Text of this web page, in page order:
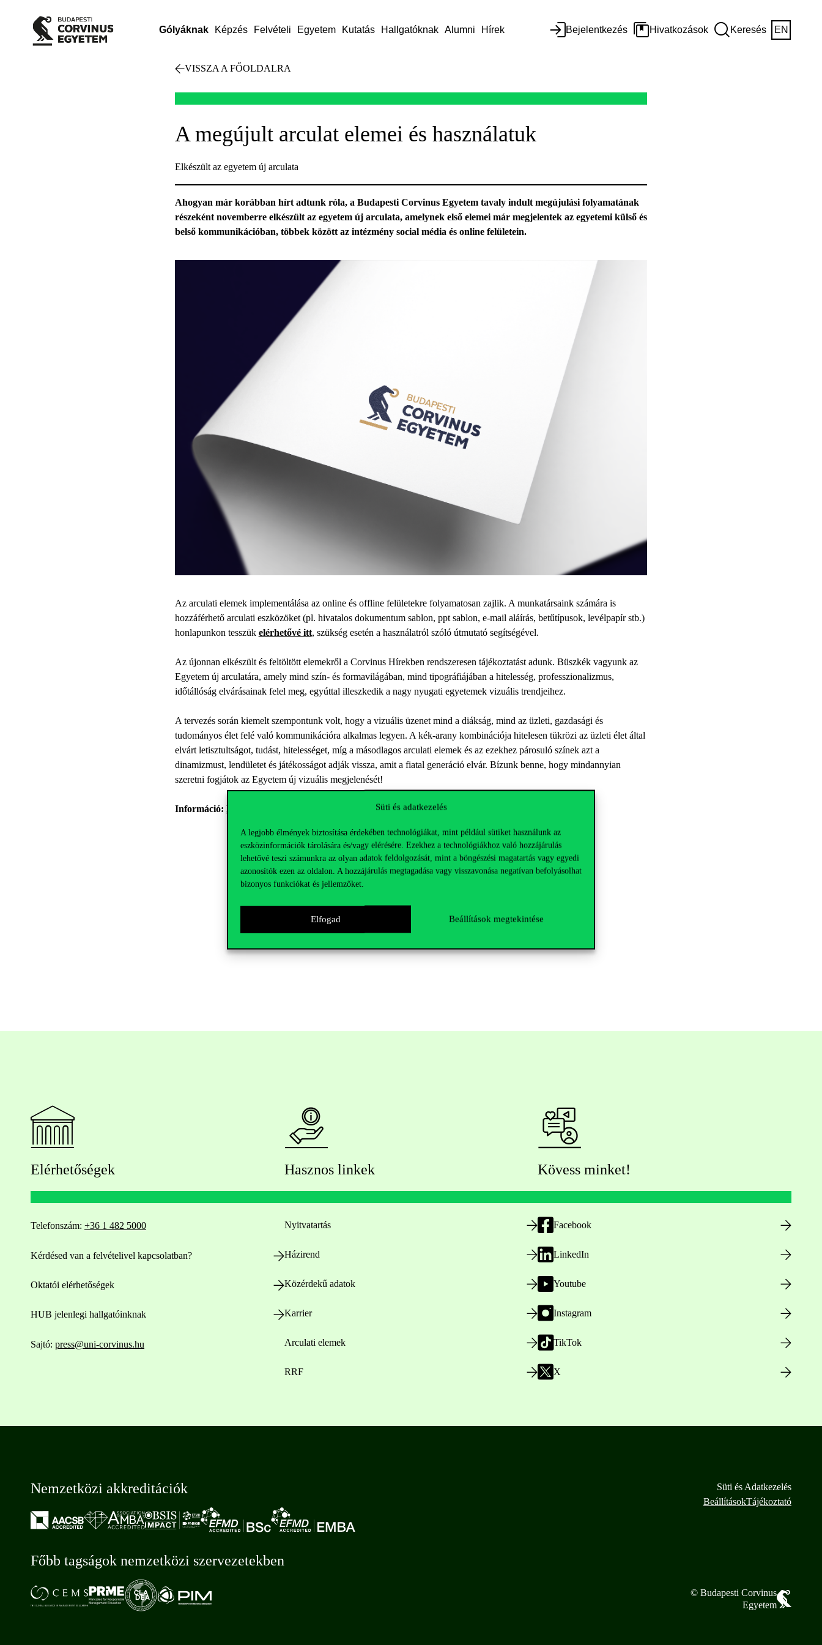
Süti és adatkezelés
A legjobb élmények biztosítása érdekében technológiákat, mint például sütiket használunk az
eszközinformációk tárolására és/vagy elérésére. Ezekhez a technológiákhoz való hozzájárulás
lehetővé teszi számunkra az olyan adatok feldolgozását, mint a böngészési magatartás vagy egyedi
azonosítók ezen az oldalon. A hozzájárulás megtagadása vagy visszavonása negatívan befolyásolhat
bizonyos funkciókat és jellemzőket.
Elfogad Beállítások megtekintése
Gólyáknak Képzés Felvételi Egyetem Kutatás Hallgatóknak Alumni Hírek Bejelentkezés Hivatkozások Keresés EN
VISSZA A FŐOLDALRA
A megújult arculat elemei és használatuk
Elkészült az egyetem új arculata
Ahogyan már korábban hírt adtunk róla, a Budapesti Corvinus Egyetem tavaly indult megújulási folyamatának
részeként novemberre elkészült az egyetem új arculata, amelynek első elemei már megjelentek az egyetemi külső és
belső kommunikációban, többek között az intézmény social média és online felületein.
Az arculati elemek implementálása az online és offline felületekre folyamatosan zajlik. A munkatársaink számára is
hozzáférhető arculati eszközöket (pl. hivatalos dokumentum sablon, ppt sablon, e-mail aláírás, betűtípusok, levélpapír stb.)
honlapunkon tesszük elérhetővé itt, szükség esetén a használatról szóló útmutató segítségével.
Az újonnan elkészült és feltöltött elemekről a Corvinus Hírekben rendszeresen tájékoztatást adunk. Büszkék vagyunk az
Egyetem új arculatára, amely mind szín- és formavilágában, mind tipográfiájában a hitelesség, professzionalizmus,
időtállóság elvárásainak felel meg, egyúttal illeszkedik a nagy nyugati egyetemek vizuális trendjeihez.
A tervezés során kiemelt szempontunk volt, hogy a vizuális üzenet mind a diákság, mind az üzleti, gazdasági és
tudományos élet felé való kommunikációra alkalmas legyen. A kék-arany kombinációja hitelesen tükrözi az üzleti élet által
elvárt letisztultságot, tudást, hitelességet, míg a másodlagos arculati elemek és az ezekhez párosuló színek azt a
dinamizmust, lendületet és játékosságot adják vissza, amit a fiatal generáció elvár. Bízunk benne, hogy mindannyian
szeretni fogjátok az Egyetem új vizuális megjelenését!
Információ: kommunikacio@uni-corvinus.hu
Elérhetőségek
Telefonszám: +36 1 482 5000
Kérdésed van a felvételivel kapcsolatban?
Oktatói elérhetőségek
HUB jelenlegi hallgatóinknak
Sajtó: press@uni-corvinus.hu
Hasznos linkek
Nyitvatartás
Házirend
Közérdekű adatok
Karrier
Arculati elemek
RRF
Kövess minket!
Facebook
LinkedIn
Youtube
Instagram
TikTok
X
Nemzetközi akkreditációk
Főbb tagságok nemzetközi szervezetekben
Süti és Adatkezelés
BeállításokTájékoztató
© Budapesti Corvinus
Egyetem